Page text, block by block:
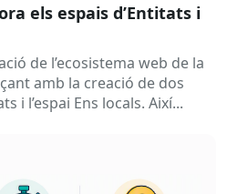
els espais d’Entitats i
de l’ecosistema web de la
amb la creació de dos
i l’espai Ens locals. Així...